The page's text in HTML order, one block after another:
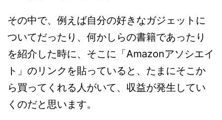
その中で、例えば自分の好きなガジェットに
ついてだったり、何かしらの書籍であったり
を紹介した時に、そこに「Amazonアソシエイ
ト」のリンクを貼っていると、たまにそこか
ら買ってくれる人がいて、収益が発生してい
くのだと思います。